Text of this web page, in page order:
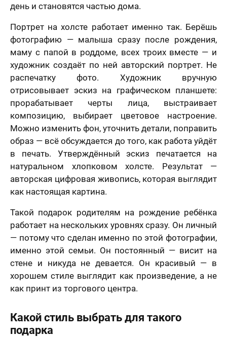
день и становятся частью дома.
Портрет на холсте работает именно так. Берёшь
фотографию — малыша сразу после рождения,
маму с папой в роддоме, всех троих вместе — и
художник создаёт по ней авторский портрет. Не
распечатку фото. Художник вручную
отрисовывает эскиз на графическом планшете:
прорабатывает черты лица, выстраивает
композицию, выбирает цветовое настроение.
Можно изменить фон, уточнить детали, поправить
образ — всё обсуждается до того, как работа уйдёт
в печать. Утверждённый эскиз печатается на
натуральном хлопковом холсте. Результат —
авторская цифровая живопись, которая выглядит
как настоящая картина.
Такой подарок родителям на рождение ребёнка
работает на нескольких уровнях сразу. Он личный
— потому что сделан именно по этой фотографии,
именно этой семьи. Он постоянный — висит на
стене и никуда не девается. Он красивый — в
хорошем стиле выглядит как произведение, а не
как принт из торгового центра.
Какой стиль выбрать для такого
подарка